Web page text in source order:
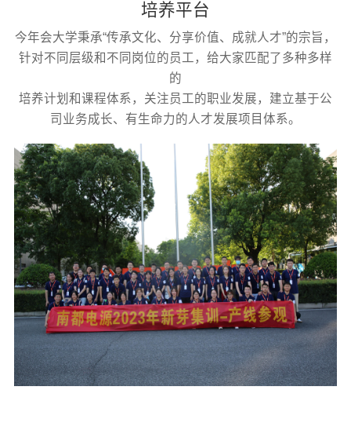
培养平台
今年会大学秉承“传承文化、分享价值、成就人才”的宗旨，
针对不同层级和不同岗位的员工，给大家匹配了多种多样
的
培养计划和课程体系，关注员工的职业发展，建立基于公
司业务成长、有生命力的人才发展项目体系。